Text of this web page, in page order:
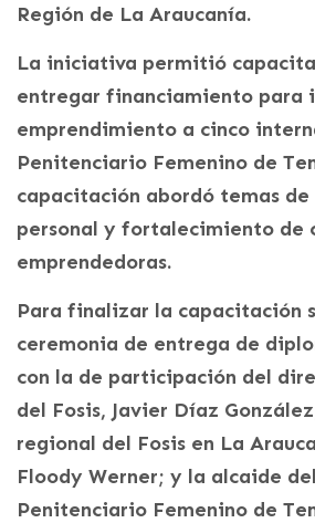
Región de La Araucanía.
La iniciativa permitió
entregar financiamiento para
emprendimiento a cinco
Penitenciario Femenino de
capacitación abordó temas
personal y fortalecimiento de
emprendedoras.
Para finalizar la capacitación
ceremonia de entrega de
con la de participación del
del Fosis, Javier Díaz
regional del Fosis en La
Floody Werner; y la alcaide
Penitenciario Femenino de